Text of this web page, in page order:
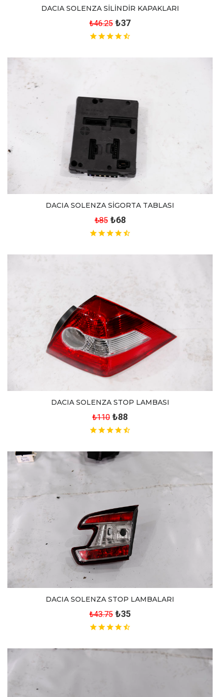
DACIA SOLENZA SİLİNDİR KAPAKLARI
₺46.25 ₺37
DACIA SOLENZA SİGORTA TABLASI
₺85 ₺68
DACIA SOLENZA STOP LAMBASI
₺110 ₺88
DACIA SOLENZA STOP LAMBALARI
₺43.75 ₺35